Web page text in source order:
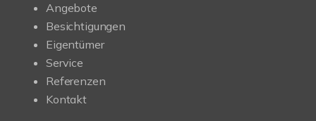
Angebote
Besichtigungen
Eigentümer
Service
Referenzen
Kontakt